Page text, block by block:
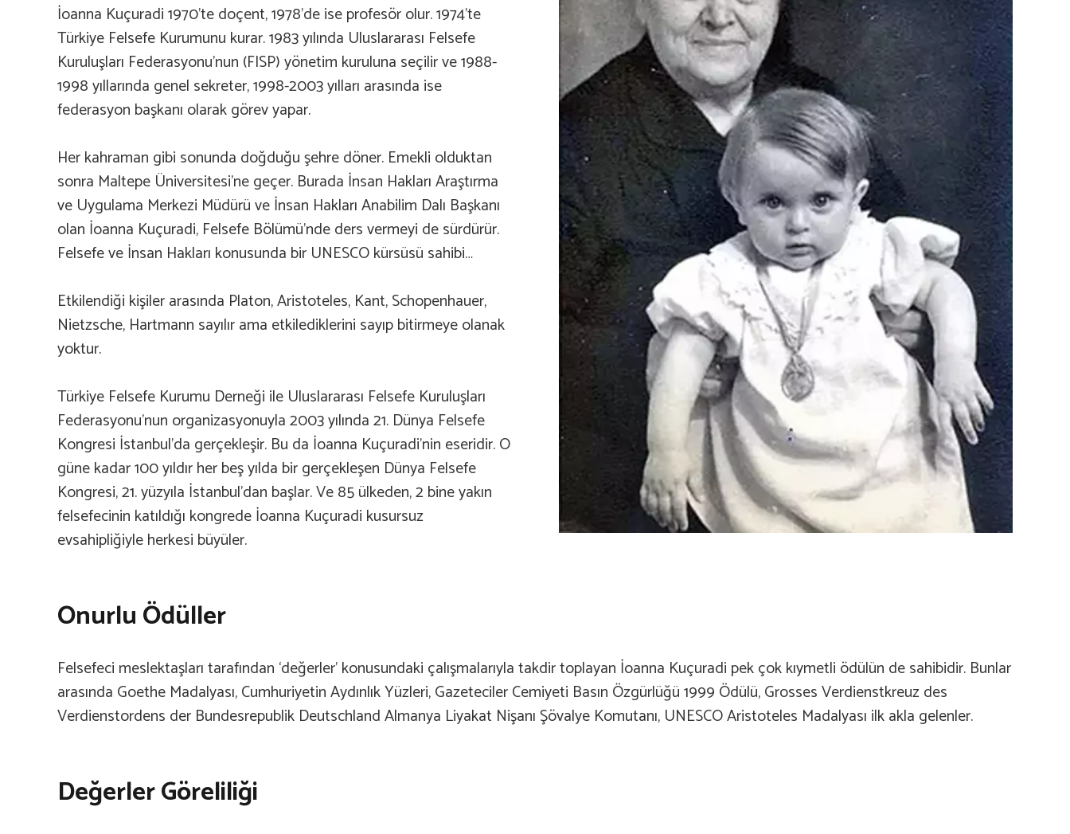
İoanna Kuçuradi 1970’te doçent, 1978’de ise profesör olur. 1974’te
Türkiye Felsefe Kurumunu kurar. 1983 yılında Uluslararası Felsefe
Kuruluşları Federasyonu’nun (FISP) yönetim kuruluna seçilir ve 1988-
1998 yıllarında genel sekreter, 1998-2003 yılları arasında ise
federasyon başkanı olarak görev yapar.
Her kahraman gibi sonunda doğduğu şehre döner. Emekli olduktan
sonra Maltepe Üniversitesi’ne geçer. Burada İnsan Hakları Araştırma
ve Uygulama Merkezi Müdürü ve İnsan Hakları Anabilim Dalı Başkanı
olan İoanna Kuçuradi, Felsefe Bölümü’nde ders vermeyi de sürdürür.
Felsefe ve İnsan Hakları konusunda bir UNESCO kürsüsü sahibi…
Etkilendiği kişiler arasında Platon, Aristoteles, Kant, Schopenhauer,
Nietzsche, Hartmann sayılır ama etkilediklerini sayıp bitirmeye olanak
yoktur.
Türkiye Felsefe Kurumu Derneği ile Uluslararası Felsefe Kuruluşları
Federasyonu’nun organizasyonuyla 2003 yılında 21. Dünya Felsefe
Kongresi İstanbul’da gerçekleşir. Bu da İoanna Kuçuradi’nin eseridir. O
güne kadar 100 yıldır her beş yılda bir gerçekleşen Dünya Felsefe
Kongresi, 21. yüzyıla İstanbul’dan başlar. Ve 85 ülkeden, 2 bine yakın
felsefecinin katıldığı kongrede İoanna Kuçuradi kusursuz
evsahipliğiyle herkesi büyüler.
Onurlu Ödüller
Felsefeci meslektaşları tarafından ‘değerler’ konusundaki çalışmalarıyla takdir toplayan İoanna Kuçuradi pek çok kıymetli ödülün de sahibidir. Bunlar
arasında Goethe Madalyası, Cumhuriyetin Aydınlık Yüzleri, Gazeteciler Cemiyeti Basın Özgürlüğü 1999 Ödülü, Grosses Verdienstkreuz des
Verdienstordens der Bundesrepublik Deutschland Almanya Liyakat Nişanı Şövalye Komutanı, UNESCO Aristoteles Madalyası ilk akla gelenler.
Değerler Göreliliği